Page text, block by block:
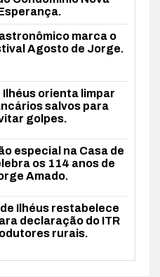
marca o
Agosto de Jorge.
Ilhéus orienta limpar
salvos para
golpes.
especial na Casa de
os 114 anos de
Amado.
Ilhéus restabelece
declaração do ITR
rurais.